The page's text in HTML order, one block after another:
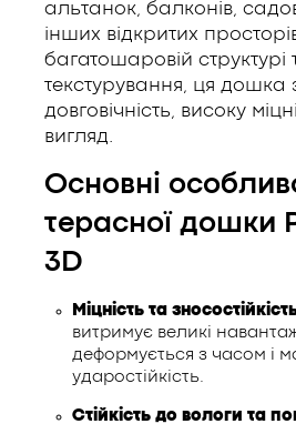
альтанок, балконів,
інших відкритих
багатошаровій структурі
текстурування, ця дошка
довговічність, високу
вигляд.
Основні
терасної дошки
3D
Міцність та
витримує великі
деформується з часом і
ударостійкість.
Стійкість до вологи та